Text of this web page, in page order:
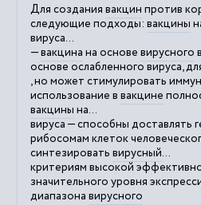
Для создания вакцин против
следующие подходы: вакцины
вируса...
—вакцина на основе вирусного
основе ослабленного вируса,
, но может стимулировать
использование в вакцине
вакцины на...
вируса — способны доставлять
рибосомам клеток
синтезировать вирусный...
критериям высокой
значительного уровня
диапазона вирусного